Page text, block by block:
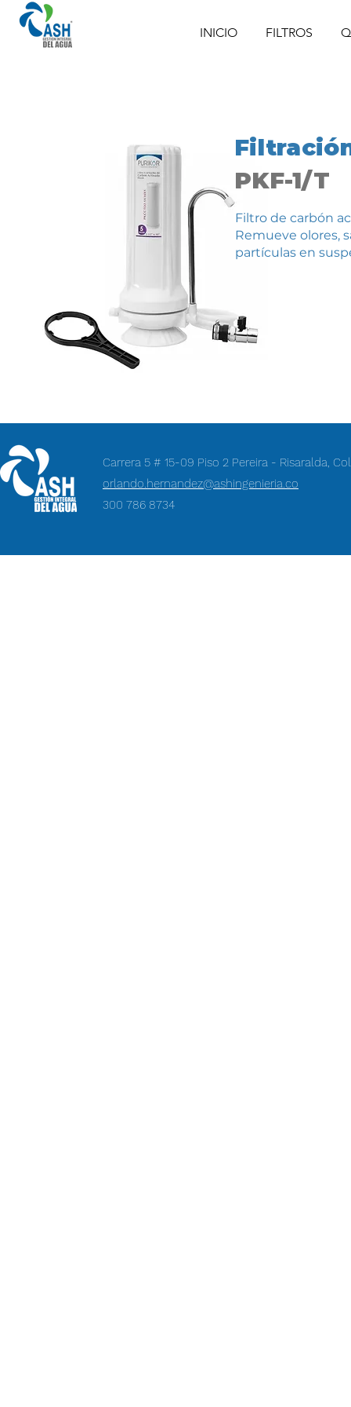
INICIO FILTROS
PKF-1/T
Filtro de carbón
Remueve olores,
partículas en
Carrera 5 # 15-09 Piso 2 Pereira - Risaralda,
orlando.hernandez@ashingenieria.co
300 786 8734